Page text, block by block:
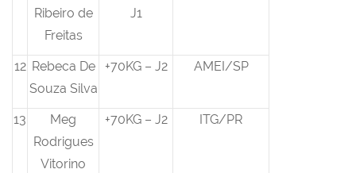
Ribeiro de
Freitas
J1
12 Rebeca De
Souza Silva
+70KG – J2 AMEI/SP
13
Meg
Rodrigues
Vitorino
+70KG – J2 ITG/PR